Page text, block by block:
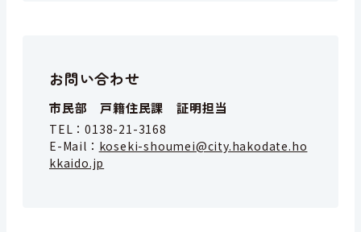
お問い合わせ
市民部 戸籍住民課 証明担当
TEL：0138-21-3168
E-Mail： koseki-shoumei@city.hakodate.ho
kkaido.jp